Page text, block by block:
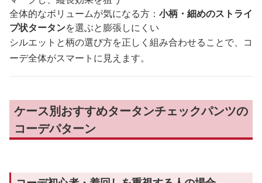
全体的なボリュームが気になる方： 小柄・細めのストライ
プ状タータンを選ぶと膨張しにくい
シルエットと柄の選び方を正しく組み合わせることで、コ
ーデ全体がスマートに見えます。
ケース別おすすめタータンチェックパンツの
コーデパターン